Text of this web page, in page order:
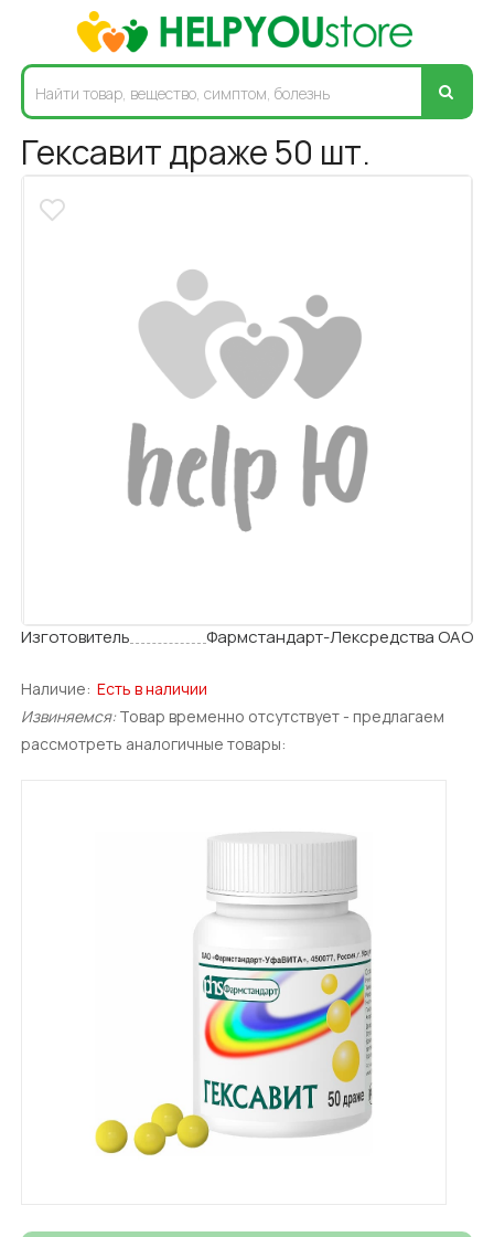
Гексавит драже 50 шт.
Изготовитель Фармстандарт-Лексредства ОАО
Наличие: Есть в наличии
Извиняемся: Товар временно отсутствует - предлагаем
рассмотреть аналогичные товары: